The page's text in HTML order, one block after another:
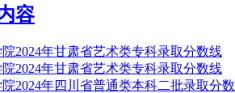
容
2024年甘肃省艺术类专科录取分数线
2024年甘肃省艺术类专科录取分数线
2024年四川省普通类本科二批录取分